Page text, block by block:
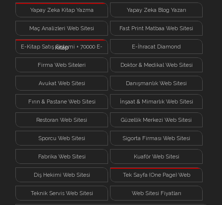
Yapay Zeka Kitap Yazma
Sistemi
Yapay Zeka Blog Yazarı
Maç Analizleri Web Sitesi Fast Print Matbaa Web Sitesi
E-Kitap Satış Sistemi + 70000 E-
Kitap
E-İhracat Diamond
Firma Web Siteleri Doktor & Medikal Web Sitesi
Avukat Web Sitesi Danışmanlık Web Sitesi
Fırın & Pastane Web Sitesi İnşaat & Mimarlık Web Sitesi
Restoran Web Sitesi Güzellik Merkezi Web Sitesi
Sporcu Web Sitesi Sigorta Firması Web Sitesi
Fabrika Web Sitesi Kuaför Web Sitesi
Diş Hekimi Web Sitesi Tek Sayfa (One Page) Web
Sitesi
Teknik Servis Web Sitesi Web Sitesi Fiyatları